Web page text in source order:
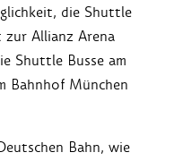
die Shuttle
zur Allianz Arena
Shuttle Busse am
Bahnhof München
Bahn, wie